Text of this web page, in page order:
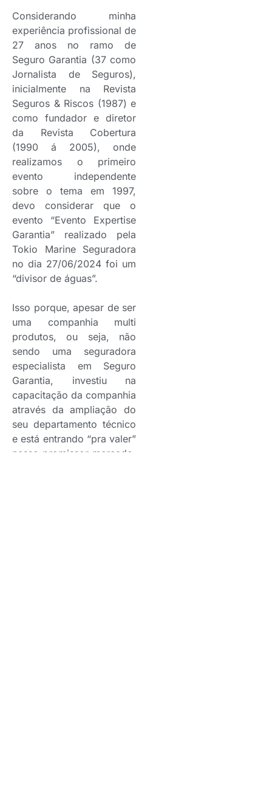
Considerando minha
experiência profissional de
27 anos no ramo de
Seguro Garantia (37 como
Jornalista de Seguros),
inicialmente na Revista
Seguros & Riscos (1987) e
como fundador e diretor
da Revista Cobertura
(1990 á 2005), onde
realizamos o primeiro
evento independente
sobre o tema em 1997,
devo considerar que o
evento “Evento Expertise
Garantia” realizado pela
Tokio Marine Seguradora
no dia 27/06/2024 foi um
“divisor de águas”.
Isso porque, apesar de ser
uma companhia multi
produtos, ou seja, não
sendo uma seguradora
especialista em Seguro
Garantia, investiu na
capacitação da companhia
através da ampliação do
seu departamento técnico
e está entrando “pra valer”
nesse promissor mercado.